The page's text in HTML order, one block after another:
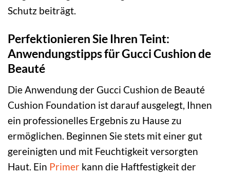
Schutz beiträgt.
Perfektionieren Sie Ihren Teint:
Anwendungstipps für Gucci Cushion de
Beauté
Die Anwendung der Gucci Cushion de Beauté
Cushion Foundation ist darauf ausgelegt, Ihnen
ein professionelles Ergebnis zu Hause zu
ermöglichen. Beginnen Sie stets mit einer gut
gereinigten und mit Feuchtigkeit versorgten
Haut. Ein Primer kann die Haftfestigkeit der